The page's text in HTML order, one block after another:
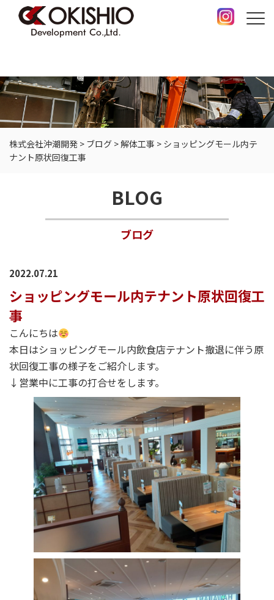
株式会社沖潮開発 > ブログ >解体工事 > ショッピングモール内テ
ナント原状回復工事
BLOG
ブログ
2022.07.21
ショッピングモール内テナント原状回復工
事
こんにちは
本日はショッピングモール内飲食店テナント撤退に伴う原
状回復工事の様子をご紹介します。
↓営業中に工事の打合せをします。